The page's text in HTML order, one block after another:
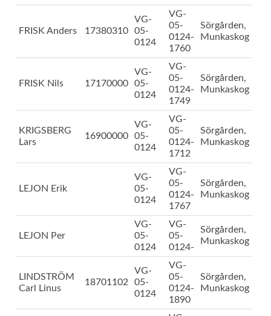
FRISK Anders 17380310
VG-
05-
0124
VG-
05-
0124-
1760
Sörgården,
Munkaskog
FRISK Nils 17170000
VG-
05-
0124
VG-
05-
0124-
1749
Sörgården,
Munkaskog
KRIGSBERG
Lars
16900000
VG-
05-
0124
VG-
05-
0124-
1712
Sörgården,
Munkaskog
LEJON Erik
VG-
05-
0124
VG-
05-
0124-
1767
Sörgården,
Munkaskog
LEJON Per
VG-
05-
0124
VG-
05-
0124-
Sörgården,
Munkaskog
LINDSTRÖM
Carl Linus
18701102
VG-
05-
0124
VG-
05-
0124-
1890
Sörgården,
Munkaskog